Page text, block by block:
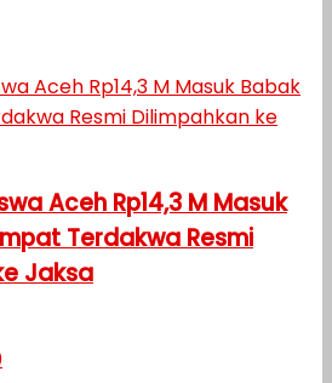
Aceh Rp14,3 M Masuk
Terdakwa Resmi
Jaksa